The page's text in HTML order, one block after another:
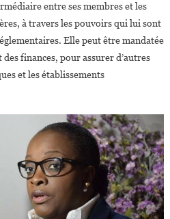
entre ses membres et les
à travers les pouvoirs qui lui sont
Elle peut être mandatée
finances, pour assurer d’autres
et les établissements